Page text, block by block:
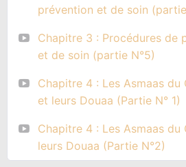
prévention et de soin
Chapitre 3 : Procédures de
et de soin (partie N°5)
Chapitre 4 : Les Asmaas du
et leurs Douaa (Partie N° 1)
Chapitre 4 : Les Asmaas du
leurs Douaa (Partie N°2)